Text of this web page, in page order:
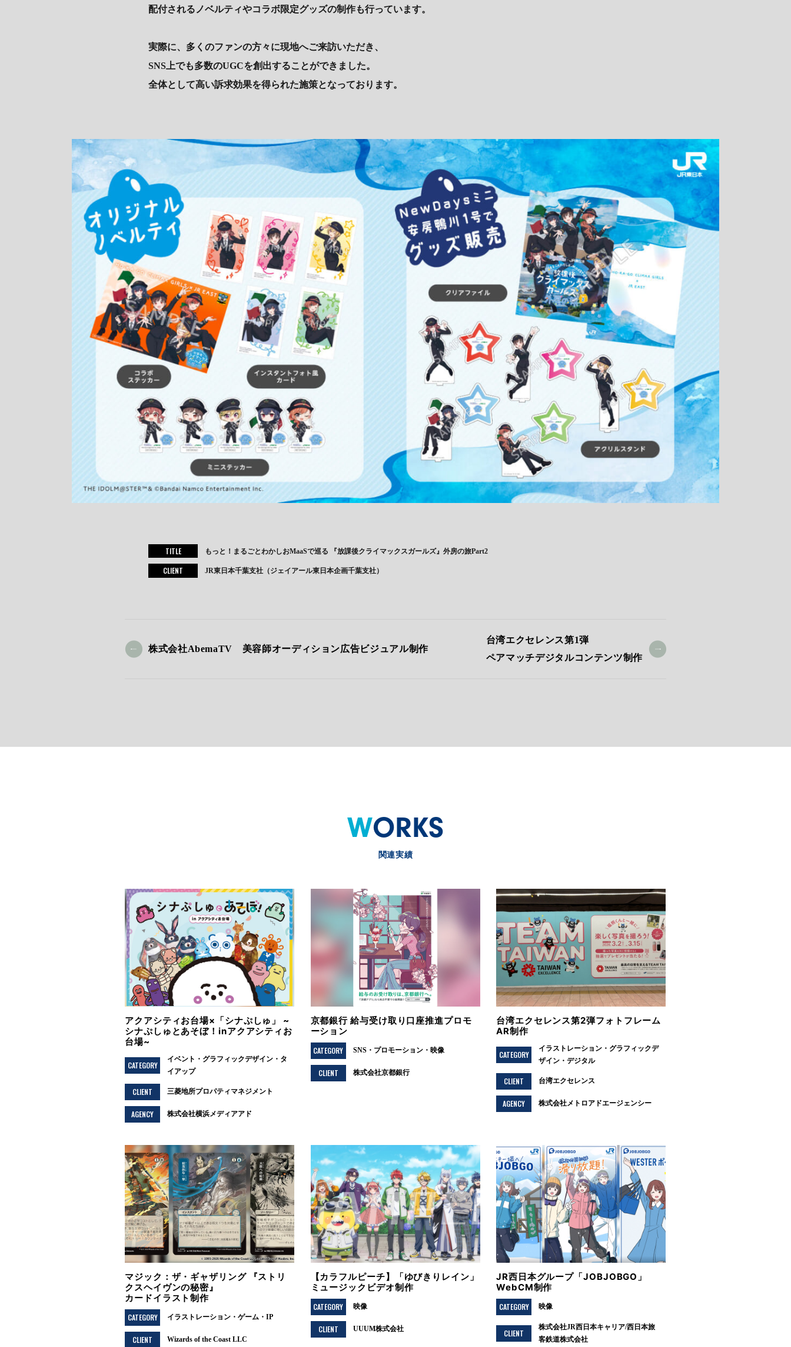
配付されるノベルティやコラボ限定グッズの制作も行っています。
実際に、多くのファンの方々に現地へご来訪いただき、
SNS上でも多数のUGCを創出することができました。
全体として高い訴求効果を得られた施策となっております。
TITLE もっと！まるごとわかしおMaaSで巡る 『放課後クライマックスガールズ』外房の旅Part2
CLIENT JR東日本千葉支社（ジェイアール東日本企画千葉支社）
株式会社AbemaTV 美容師オーディション広告ビジュアル制作
台湾エクセレンス第1弾
ペアマッチデジタルコンテンツ制作
WORKS
関連実績
アクアシティお台場×「シナぷしゅ」 ~
シナぷしゅとあそぼ！inアクアシティお
台場~
CATEGORY
イベント グラフィックデザイン
タ
イアップ
CLIENT 三菱地所プロパティマネジメント
AGENCY 株式会社横浜メディアアド
京都銀行 給与受け取り口座推進プロモ
ーション
CATEGORY SNS プロモーション 映像
CLIENT 株式会社京都銀行
台湾エクセレンス第2弾フォトフレーム
AR制作
CATEGORY
イラストレーション
グラフィックデ
ザイン
デジタル
CLIENT 台湾エクセレンス
AGENCY 株式会社メトロアドエージェンシー
マジック：ザ・ギャザリング 『ストリ
クスヘイヴンの秘密』
カードイラスト制作
CATEGORY イラストレーション ゲーム・IP
CLIENT Wizards of the Coast LLC
【カラフルピーチ】「ゆびきりレイン」
ミュージックビデオ制作
CATEGORY 映像
CLIENT UUUM株式会社
JR西日本グループ「JOBJOBGO」
WebCM制作
CATEGORY 映像
CLIENT
株式会社JR西日本キャリア/西日本旅
客鉄道株式会社